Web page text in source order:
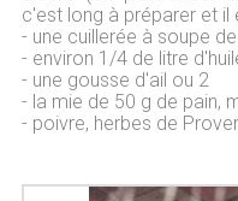
c'est long à préparer et
- une cuillerée à soupe
- environ 1/4 de litre
- une gousse d'ail ou 2
- la mie de 50 g de pain,
- poivre, herbes de